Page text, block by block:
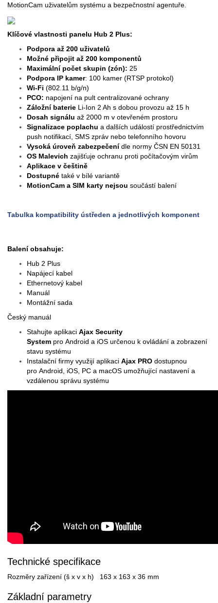
MotionCam uživatelům systému a bezpečnostní agentuře.
Klíčové vlastnosti panelu Hub 2 Plus:
Podpora až 200 uživatelů
Možné připojit až 200 komponentů
Maximální počet skupin (zón): 25
Podpora IP kamer: 100 kamer (RTSP protokol)
Wi-Fi (802.11 b/g/n)
PCO: napojení na pult centralizované ochrany
Záložní baterie Li-Ion 2 Ah s dobou provozu až 15 h
Dosah signálu až 2000 m v otevřeném prostoru
Signalizace poplachu a dalších událostí prostřednictvím
push notifikací, SMS zpráv nebo telefonního hovoru
Vysoká úroveň zabezpečenídle normy ČSN EN 50131
OS Malevich zajišťuje ochranu proti počítačovým virům
Aplikace v češtině
Dostupné také v bílé variantě
MotionCam a SIM karty nejsou součástí balení
Tabulka kompatibility ústředen a jednotlivých komponent
Balení obsahuje:
Hub 2 Plus
Napájecí kabel
Ethernetový kabel
Manuál
Montážní sada
Český manuál
Stahujte aplikaci Ajax Security
System pro Android a iOS určenou k ovládání a zobrazení
stavu systému
Instalační firmy využijí aplikaci Ajax PRO dostupnou
pro Android, iOS, PC a macOS umožňující nastavení a
vzdálenou správu systému
Technické specifikace
Rozměry zařízení (š x v x h) 163 x 163 x 36 mm
Základní parametry